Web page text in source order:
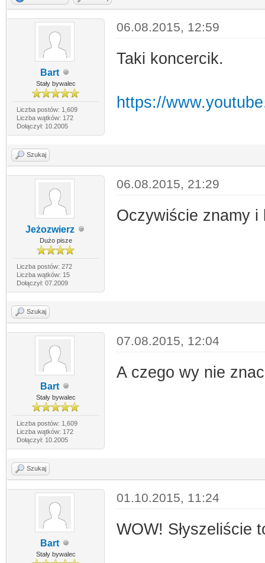
Bart
Stały bywalec
Liczba postów: 1,609
Liczba wątków: 172
Dołączył: 10.2005
06.08.2015, 12:59
Taki koncercik.
https://
Szukaj
Jeżozwierz
Dużo pisze
Liczba postów: 272
Liczba wątków: 15
Dołączył: 07.2009
06.08.2015, 21:29
Oczywiście znamy i
Szukaj
Bart
Stały bywalec
Liczba postów: 1,609
Liczba wątków: 172
Dołączył: 10.2005
07.08.2015, 12:04
A czego wy nie
Szukaj
Bart
Stały bywalec
01.10.2015, 11:24
WOW! Słyszeliście